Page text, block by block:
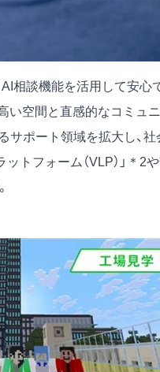
相談機能を活用して安心
い空間と直感的なコミュニ
サポート領域を拡大し、社
トフォーム（VLP）」＊2